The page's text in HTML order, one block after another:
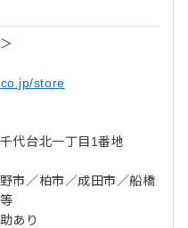
store
千代台北一丁目1番地
市／柏市／成田市／船橋
あり